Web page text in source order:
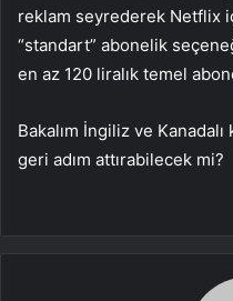
reklam seyrederek Netflix
“standart” abonelik
en az 120 liralık temel
Bakalım İngiliz ve Kanadalı
geri adım attırabilecek mi?